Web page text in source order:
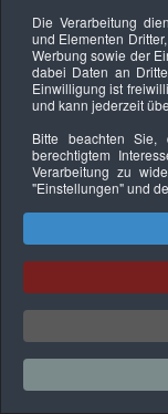
Keine Termine
Datenschutzerklärung
Copyright ©
Die Verarbeitung
und Elementen
Werbung sowie der
dabei Daten an
Einwilligung ist
und kann jederzeit
Bitte beachten
berechtigtem
Verarbeitung zu
"Einstellungen"und